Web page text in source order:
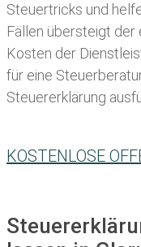
Steuertricks und
Fällen übersteigt
Kosten der
für eine
Steuererklärung
KOSTENLOSE